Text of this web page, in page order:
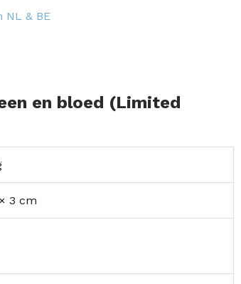
NL & BE
en bloed (Limited
3 cm